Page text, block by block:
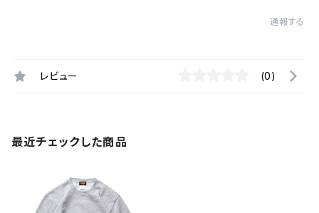
通報する
レビュー (0)
最近チェックした商品